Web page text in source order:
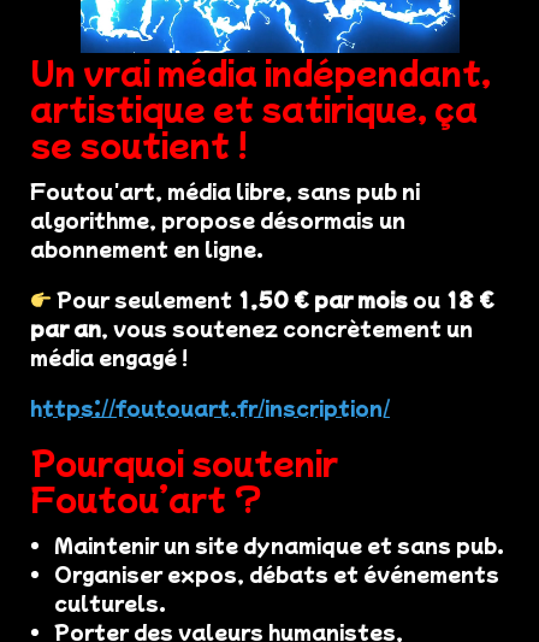
Un vrai média indépendant,
artistique et satirique, ça
se soutient !
Foutou'art, média libre, sans pub ni
algorithme, propose désormais un
abonnement en ligne.
Pour seulement 1,50 € par mois ou 18 €
par an, vous soutenez concrètement un
média engagé !
https://foutouart.fr/inscription/
Pourquoi soutenir
Foutou’art ?
Maintenir un site dynamique et sans pub.
Organiser expos, débats et événements
culturels.
Porter des valeurs humanistes,